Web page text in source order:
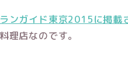
ンガイド東京2015に掲載
理店なのです。